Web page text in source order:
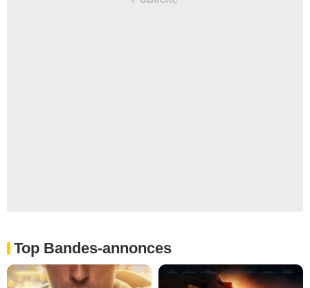
Top Bandes-annonces